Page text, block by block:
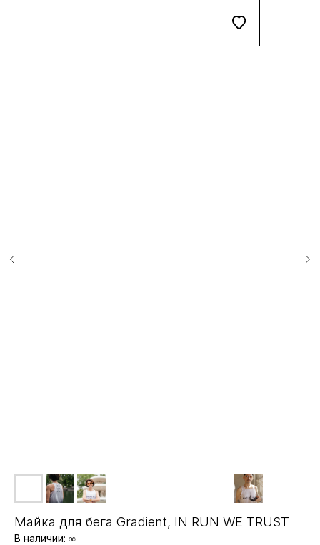
Майка для бега Gradient, IN RUN WE TRUST
В наличии: ∞